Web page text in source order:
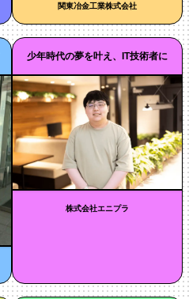
関東冶金工業株式会社
少年時代の夢を叶え、IT技術者に
株式会社エニプラ